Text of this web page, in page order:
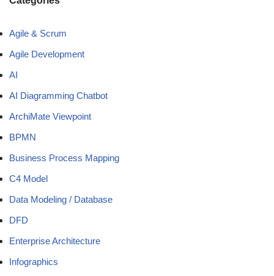
Agile & Scrum
Agile Development
AI
AI Diagramming Chatbot
ArchiMate Viewpoint
BPMN
Business Process Mapping
C4 Model
Data Modeling / Database
DFD
Enterprise Architecture
Infographics